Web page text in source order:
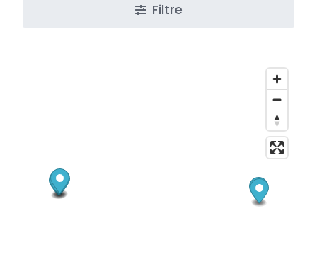
Filtre